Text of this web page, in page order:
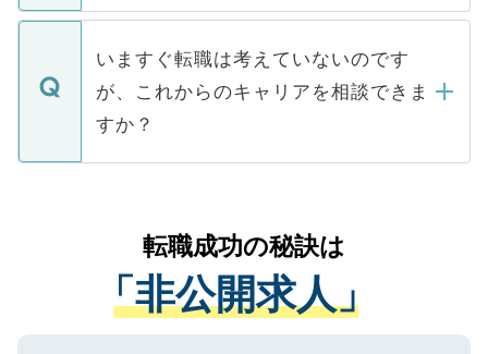
関を公にしてしまうと、応募が殺到する場
に、医療機関が求める条件に合った人材の
みを人材紹介会社に依頼するケースが増え
ています。
定を承諾する必要はありません。内定先へ
の辞退の連絡はキャリアパートナーが行い
個人情報が漏えいすることはありませんの
で、ご安心ください。当サイトからの登録
などで収集したご登録者様の個人情報は、
ご本人のキャリアアップおよび転職活動の
支援を目的に使用いたします。お預かりし
ているすべての個人データはご本人の許可
は、個人情報の取り扱いについての厳密な
管理基準を満たした事業者のみに付与され
る、プライバシーマークを取得済みです。
いますぐ転職は考えていないのです
が、これからのキャリアを相談できま
すか？
かがいして、現在の医療機関の状況や紹介
経験をまじえながら、適切なアドバイスを
させていただきます。すぐにご転職をされ
ない方には、長期的なサポートが可能です
ので、まずはご登録ください。
転職成功の秘訣は
「非公開求人」